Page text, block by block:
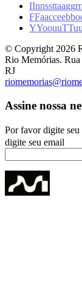
IInnssttaaggrr
FFaacceebbo
YYoouuTTuu
© Copyright 2026
Rio Memórias. Rua
RJ
Assine nossa
Por favor digite seu
digite seu email